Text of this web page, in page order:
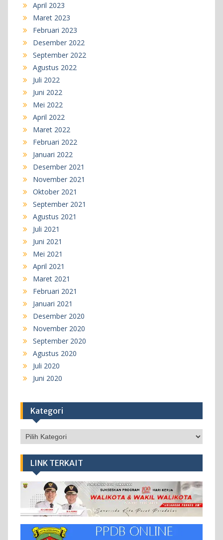
April 2023
Maret 2023
Februari 2023
Desember 2022
September 2022
Agustus 2022
Juli 2022
Juni 2022
Mei 2022
April 2022
Maret 2022
Februari 2022
Januari 2022
Desember 2021
November 2021
Oktober 2021
September 2021
Agustus 2021
Juli 2021
Juni 2021
Mei 2021
April 2021
Maret 2021
Februari 2021
Januari 2021
Desember 2020
November 2020
September 2020
Agustus 2020
Juli 2020
Juni 2020
Kategori
Kategori
LINK TERKAIT